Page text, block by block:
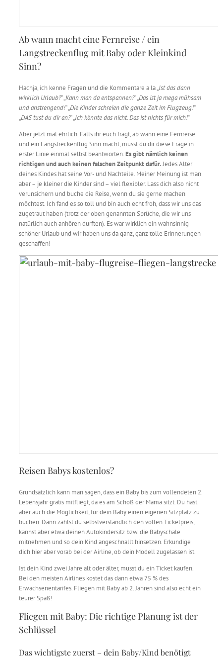
Ab wann macht eine Fernreise / ein
Langstreckenflug mit Baby oder Kleinkind
Sinn?
Hachja, ich kenne Fragen und die Kommentare a la „Ist das dann
wirklich Urlaub?“ „Kann man da entspannen?“ „Das ist ja mega mühsam
und anstrengend!“ „Die Kinder schreien die ganze Zeit im Flugzeug!“
„DAS tust du dir an?“ „Ich könnte das nicht. Das ist nichts für mich!“
Aber jetzt mal ehrlich. Falls ihr euch fragt, ab wann eine Fernreise
und ein Langstreckenflug Sinn macht, musst du dir diese Frage in
erster Linie einmal selbst beantworten.Es gibt nämlich keinen
richtigen und auch keinen falschen Zeitpunkt dafür.Jedes Alter
deines Kindes hat seine Vor- und Nachteile. Meiner Meinung ist man
aber – je kleiner die Kinder sind – viel flexibler. Lass dich also nicht
verunsichern und buche die Reise, wenn du sie gerne machen
möchtest. Ich fand es so toll und bin auch echt froh, dass wir uns das
zugetraut haben (trotz der oben genannten Sprüche, die wir uns
natürlich auch anhören durften). Es war wirklich ein wahnsinnig
schöner Urlaub und wir haben uns da ganz, ganz tolle Erinnerungen
geschaffen!
Reisen Babys kostenlos?
Grundsätzlich kann man sagen, dass ein Baby bis zum vollendeten 2.
Lebensjahr gratis mitfliegt, da es am Schoß der Mama sitzt. Du hast
aber auch die Möglichkeit, für dein Baby einen eigenen Sitzplatz zu
buchen. Dann zahlst du selbstverständlich den vollen Ticketpreis,
kannst aber etwa deinen Autokindersitz bzw. die Babyschale
mitnehmen und so dein Kind angeschnallt hinsetzen. Erkundige
dich hier aber vorab bei der Airline, ob dein Modell zugelassen ist.
Ist dein Kind zwei Jahre alt oder älter, musst du ein Ticket kaufen.
Bei den meisten Airlines kostet das dann etwa 75 % des
Erwachsenentarifes. Fliegen mit Baby ab 2. Jahren sind also echt ein
teurer Spaß!
Fliegen mit Baby: Die richtige Planung ist der
Schlüssel
Das wichtigste zuerst – dein Baby/Kind benötigt